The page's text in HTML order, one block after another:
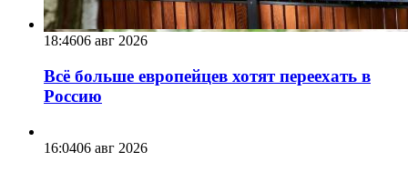
18:4606 авг 2026
Всё больше европейцев хотят переехать в
Россию
16:0406 авг 2026